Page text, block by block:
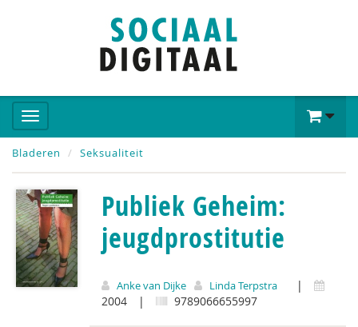
Bladeren Seksualiteit
Publiek Geheim:
jeugdprostitutie
Anke van Dijke Linda Terpstra
|
2004
| 9789066655997